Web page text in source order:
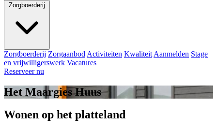
Zorgboerderij
Zorgboerderij Zorgaanbod Activiteiten Kwaliteit Aanmelden Stage
en vrijwilligerswerk Vacatures
Reserveer nu
Het Maargies Huus
Wonen op het platteland